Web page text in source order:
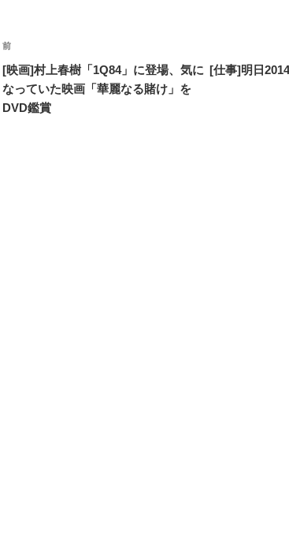
投
稿
ナ
過
去
の
投
前
[映画]村上春樹「1Q84」に登場、気に
なっていた映画「華麗なる賭け」を
DVD鑑賞
[仕事]明日